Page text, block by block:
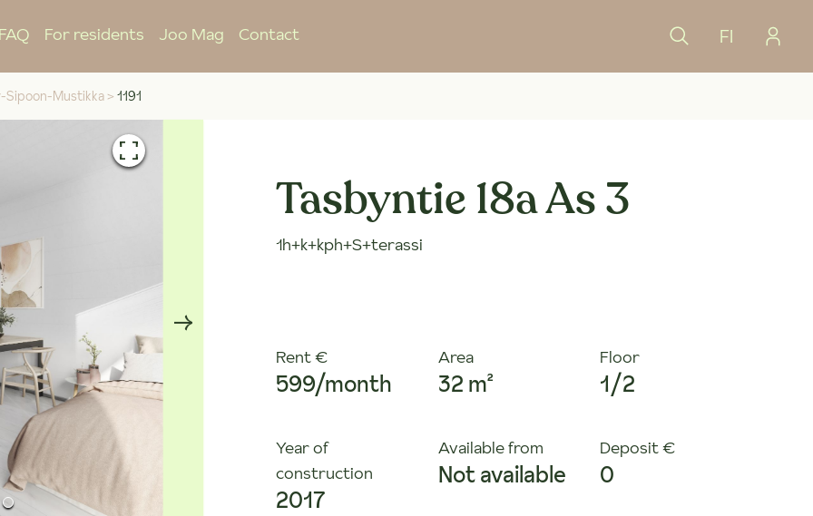
For residents Joo Mag Contact FI
Sipoon-Mustikka > 1191
Tasbyntie 18a As 3
1h+k+kph+S+terassi
Rent €
599/month
Area
32 m²
Floor
1/2
Year of
construction
2017
Available from
Not available
Deposit €
0